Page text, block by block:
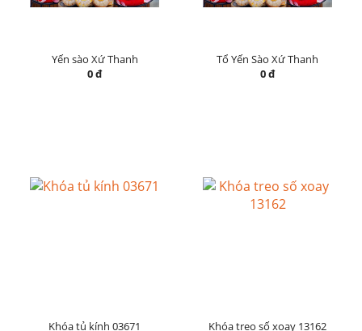
Yến sào Xứ Thanh
0 đ
Tổ Yến Sào Xứ Thanh
0 đ
Khóa tủ kính 03671
Khóa treo số xoay 13162